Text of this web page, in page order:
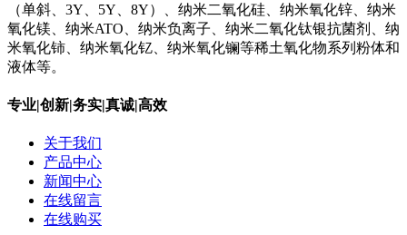
（单斜、3Y、5Y、8Y）、纳米二氧化硅、纳米氧化锌、纳米
氧化镁、纳米ATO、纳米负离子、纳米二氧化钛银抗菌剂、纳
米氧化铈、纳米氧化钇、纳米氧化镧等稀土氧化物系列粉体和
液体等。
专业|创新|务实|真诚|高效
关于我们
产品中心
新闻中心
在线留言
在线购买